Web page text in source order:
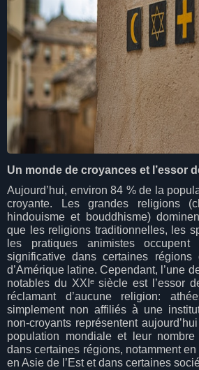
Un monde de croyances et l’essor
Aujourd’hui, environ 84 % de la
croyante. Les grandes religions
hindouisme et bouddhisme)
que les religions traditionnelles, les
les pratiques animistes
significative dans certaines régions
d’Amérique latine. Cependant, l’une
notables du XXIᵉ siècle est l’essor
réclamant d’aucune religion:
simplement non affiliés à une
non-croyants représentent
population mondiale et leur
dans certaines régions, notamment
en Asie de l’Est et dans certaines